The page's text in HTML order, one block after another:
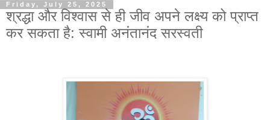
Friday, July 25, 2025
श्रद्धा और विश्वास से ही जीव अपने लक्ष्य को प्राप्त
कर सकता है: स्वामी अनंतानंद सरस्वती